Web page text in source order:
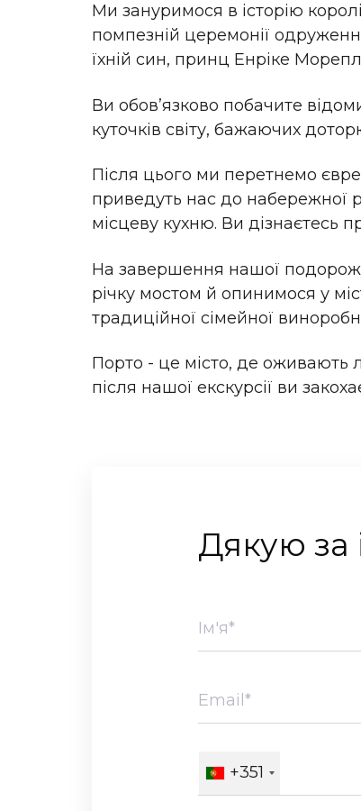
Ми зануримося в історію
помпезній церемонії
їхній син, принц Енріке
Ви обовʼязково побачите
куточків світу, бажаючих
Після цього ми перетнемо
приведуть нас до набережної
місцеву кухню. Ви дізнаєтесь
На завершення нашої
річку мостом й опинимося у
традиційної сімейної
Порто - це місто, де оживають
після нашої екскурсії ви
Дякую за
+351